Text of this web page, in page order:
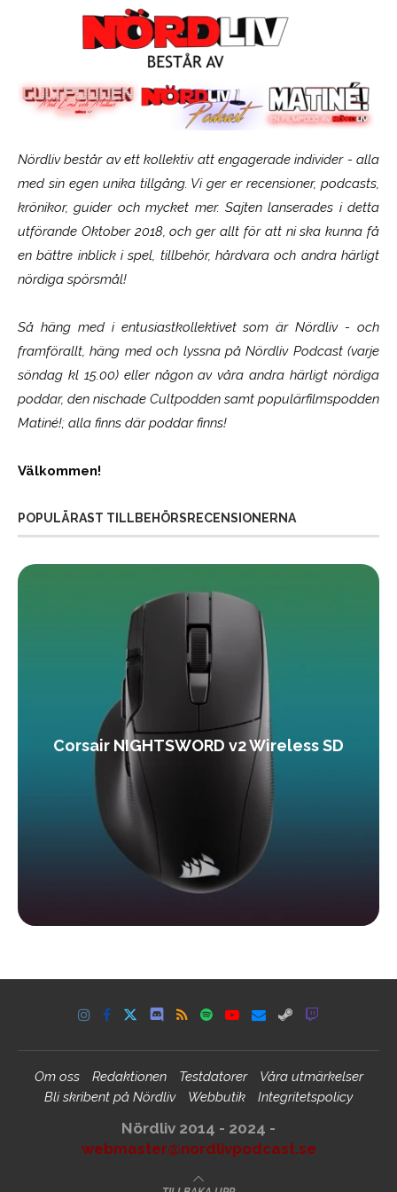
Nördliv består av ett kollektiv att engagerade individer - alla
med sin egen unika tillgång. Vi ger er recensioner, podcasts,
krönikor, guider och mycket mer. Sajten lanserades i detta
utförande Oktober 2018, och ger allt för att ni ska kunna få
en bättre inblick i spel, tillbehör, hårdvara och andra härligt
nördiga spörsmål!
Så häng med i entusiastkollektivet som ärNördliv- och
framförallt, häng med och lyssna på Nördliv Podcast (varje
söndag kl 15.00) eller någon av våra andra härligt nördiga
poddar, den nischade Cultpodden samt populärfilmspodden
Matiné!; alla finns där poddar finns!
Välkommen!
POPULÄRAST TILLBEHÖRSRECENSIONERNA
Corsair NIGHTSWORD v2 Wireless SD
Om oss Redaktionen Testdatorer
Våra utmärkelser
Bli skribent på Nördliv
Webbutik Integritetspolicy
Nördliv 2014 - 2024 -
webmaster@nordlivpodcast.se